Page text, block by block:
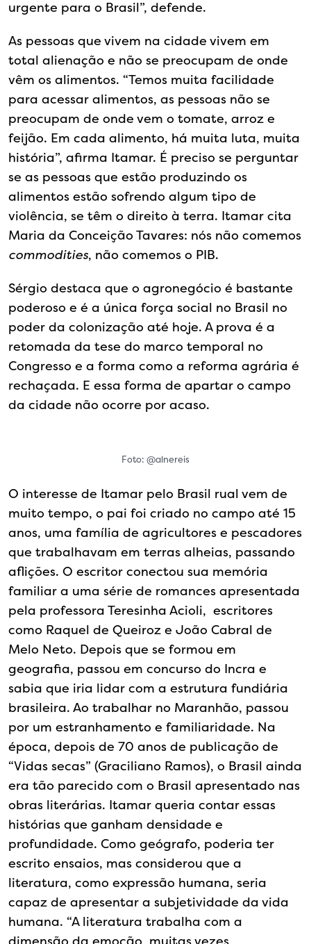
urgente para o Brasil”, defende.
As pessoas que vivem na cidade vivem em
total alienação e não se preocupam de onde
vêm os alimentos. “Temos muita facilidade
para acessar alimentos, as pessoas não se
preocupam de onde vem o tomate, arroz e
feijão. Em cada alimento, há muita luta, muita
história”, afirma Itamar. É preciso se perguntar
se as pessoas que estão produzindo os
alimentos estão sofrendo algum tipo de
violência, se têm o direito à terra. Itamar cita
Maria da Conceição Tavares: nós não comemos
commodities, não comemos o PIB.
Sérgio destaca que o agronegócio é bastante
poderoso e é a única força social no Brasil no
poder da colonização até hoje. A prova é a
retomada da tese do marco temporal no
Congresso e a forma como a reforma agrária é
rechaçada. E essa forma de apartar o campo
da cidade não ocorre por acaso.
Foto: @alnereis
O interesse de Itamar pelo Brasil rual vem de
muito tempo, o pai foi criado no campo até 15
anos, uma família de agricultores e pescadores
que trabalhavam em terras alheias, passando
aflições. O escritor conectou sua memória
familiar a uma série de romances apresentada
pela professora Teresinha Acioli, escritores
como Raquel de Queiroz e João Cabral de
Melo Neto. Depois que se formou em
geografia, passou em concurso do Incra e
sabia que iria lidar com a estrutura fundiária
brasileira. Ao trabalhar no Maranhão, passou
por um estranhamento e familiaridade. Na
época, depois de 70 anos de publicação de
“Vidas secas” (Graciliano Ramos), o Brasil ainda
era tão parecido com o Brasil apresentado nas
obras literárias. Itamar queria contar essas
histórias que ganham densidade e
profundidade. Como geógrafo, poderia ter
escrito ensaios, mas considerou que a
literatura, como expressão humana, seria
capaz de apresentar a subjetividade da vida
humana. “A literatura trabalha com a
dimensão da emoção, muitas vezes,